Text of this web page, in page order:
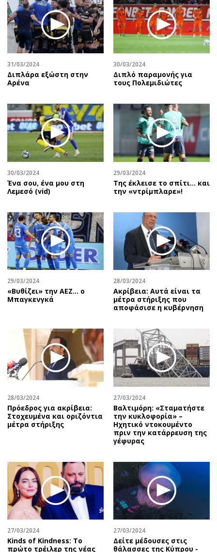
Εικαστικά
Βιβλίο
Χειρόγραφα
Προσφορές
Προσωπικότητες στην ''Κ''
31/03/2024
Διπλάρα εξώστη στην
Αρένα
30/03/2024
Διπλό παραμονής για
τους Πολεμιδιώτες
30/03/2024
Ένα σου, ένα μου στη
Λεμεσό (vid)
29/03/2024
Της έκλεισε το σπίτι… και
την «ντρίμπλαρε»!
29/03/2024
«Βυθίζει» την ΑΕΖ… ο
Μπαγκενγκά
28/03/2024
Ακρίβεια: Αυτά είναι τα
μέτρα στήριξης που
αποφάσισε η κυβέρνηση
28/03/2024
Πρόεδρος για ακρίβεια:
Στοχευμένα και οριζόντια
μέτρα στήριξης
27/03/2024
Βαλτιμόρη: «Σταματήστε
την κυκλοφορία» –
Ηχητικό ντοκουμέντο
πριν την κατάρρευση της
γέφυρας
27/03/2024
Kinds of Kindness: Το
πρώτο τρέιλερ της νέας
27/03/2024
Δείτε μέδουσες στις
θάλασσες της Κύπρου -